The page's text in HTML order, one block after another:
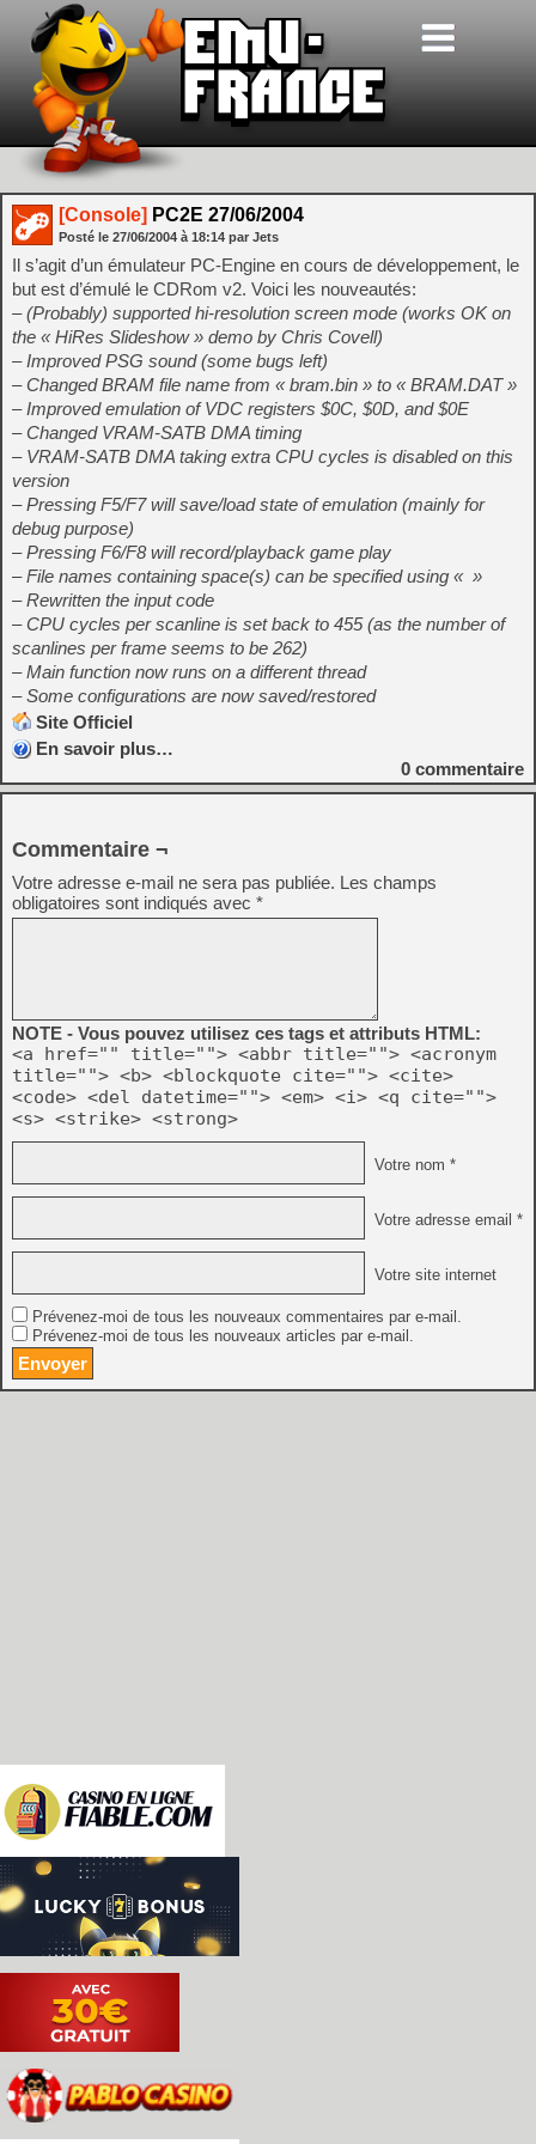
[Console] PC2E 27/06/2004
Posté le 27/06/2004 à 18:14 par Jets
Il s’agit d’un émulateur PC-Engine en cours de développement, le
but est d’émulé le CDRom v2. Voici les nouveautés:
– (Probably) supported hi-resolution screen mode (works OK on
the « HiRes Slideshow » demo by Chris Covell)
– Improved PSG sound (some bugs left)
– Changed BRAM file name from « bram.bin » to « BRAM.DAT »
– Improved emulation of VDC registers $0C, $0D, and $0E
– Changed VRAM-SATB DMA timing
– VRAM-SATB DMA taking extra CPU cycles is disabled on this
version
– Pressing F5/F7 will save/load state of emulation (mainly for
debug purpose)
– Pressing F6/F8 will record/playback game play
– File names containing space(s) can be specified using « »
– Rewritten the input code
– CPU cycles per scanline is set back to 455 (as the number of
scanlines per frame seems to be 262)
– Main function now runs on a different thread
– Some configurations are now saved/restored
Site Officiel
En savoir plus…
0 commentaire
Commentaire ¬
Votre adresse e-mail ne sera pas publiée. Les champs
obligatoires sont indiqués avec *
NOTE - Vous pouvez utilisez ces tags et attributs HTML:
<a href="" title=""> <abbr title=""> <acronym
title=""> <b> <blockquote cite=""> <cite>
<code> <del datetime=""> <em> <i> <q cite="">
<s> <strike> <strong>
Votre nom *
Votre adresse email *
Votre site internet
Prévenez-moi de tous les nouveaux commentaires par e-mail.
Prévenez-moi de tous les nouveaux articles par e-mail.